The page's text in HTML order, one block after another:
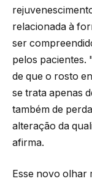
relacionada à
ser
pelos pacientes.
de que o rosto
se trata apenas
também de
alteração da
afirma.
Esse novo olhar